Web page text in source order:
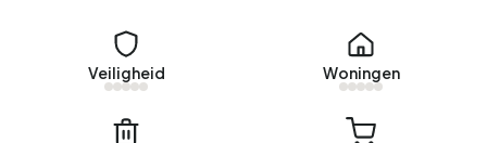
Veiligheid Woningen